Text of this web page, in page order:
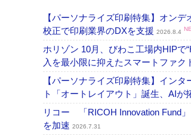
【パーソナライズ印刷特集】オン
校正で印刷業界のDXを支援 2026.8.4
ホリゾン 10月、びわこ工場内HIP
入を最小限に抑えたスマートファク
【パーソナライズ印刷特集】イン
ト「オートレイアウト」誕生、AI
リコー 「RICOH Innovation Fund
を加速 2026.7.31